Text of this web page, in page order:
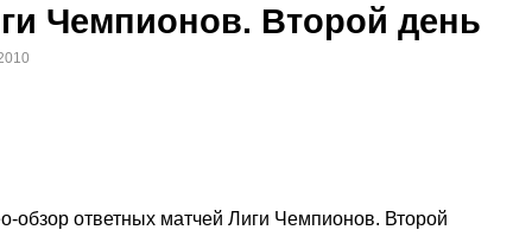
Чемпионов. Второй день
обзор ответных матчей Лиги Чемпионов. Второй